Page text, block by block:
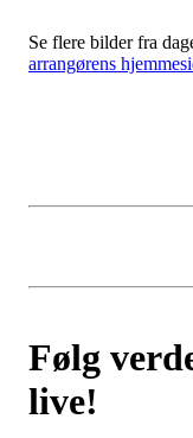
Se flere bilder fra
arrangørens
Følg
live!